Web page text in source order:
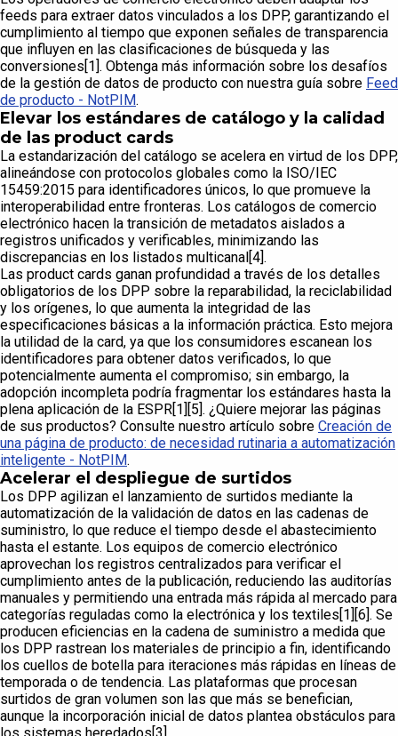
feeds para extraer datos vinculados a los DPP, garantizando el
cumplimiento al tiempo que exponen señales de transparencia
que influyen en las clasificaciones de búsqueda y las
conversiones[1]. Obtenga más información sobre los desafíos
de la gestión de datos de producto con nuestra guía sobre Feed
de producto - NotPIM.
Elevar los estándares de catálogo y la calidad
de las product cards
La estandarización del catálogo se acelera en virtud de los DPP,
alineándose con protocolos globales como la ISO/IEC
15459:2015 para identificadores únicos, lo que promueve la
interoperabilidad entre fronteras. Los catálogos de comercio
electrónico hacen la transición de metadatos aislados a
registros unificados y verificables, minimizando las
discrepancias en los listados multicanal[4].
Las product cards ganan profundidad a través de los detalles
obligatorios de los DPP sobre la reparabilidad, la reciclabilidad
y los orígenes, lo que aumenta la integridad de las
especificaciones básicas a la información práctica. Esto mejora
la utilidad de la card, ya que los consumidores escanean los
identificadores para obtener datos verificados, lo que
potencialmente aumenta el compromiso; sin embargo, la
adopción incompleta podría fragmentar los estándares hasta la
plena aplicación de la ESPR[1][5]. ¿Quiere mejorar las páginas
de sus productos? Consulte nuestro artículo sobre Creación de
una página de producto: de necesidad rutinaria a automatización
inteligente - NotPIM.
Acelerar el despliegue de surtidos
Los DPP agilizan el lanzamiento de surtidos mediante la
automatización de la validación de datos en las cadenas de
suministro, lo que reduce el tiempo desde el abastecimiento
hasta el estante. Los equipos de comercio electrónico
aprovechan los registros centralizados para verificar el
cumplimiento antes de la publicación, reduciendo las auditorías
manuales y permitiendo una entrada más rápida al mercado para
categorías reguladas como la electrónica y los textiles[1][6]. Se
producen eficiencias en la cadena de suministro a medida que
los DPP rastrean los materiales de principio a fin, identificando
los cuellos de botella para iteraciones más rápidas en líneas de
temporada o de tendencia. Las plataformas que procesan
surtidos de gran volumen son las que más se benefician,
aunque la incorporación inicial de datos plantea obstáculos para